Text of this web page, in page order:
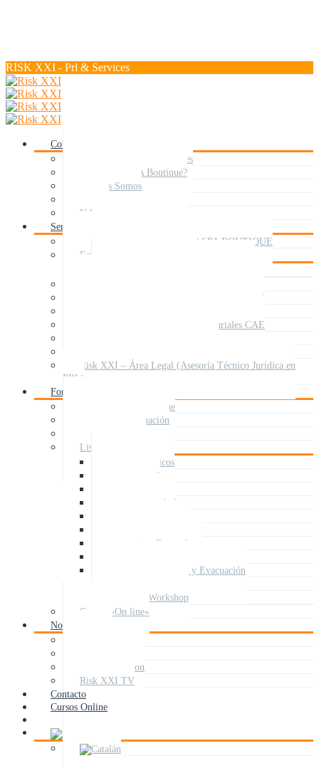
RISK XXI - Prl & Services
Conócenos
RISK XXI – Prl & Services
¿Qué es un SPA Boutique?
Quiénes Somos
Valores
Servicios
RISK XXI – Prl & Services / SPA BOUTIQUE
Especialización por sectores
Medicina del Trabajo y Vigilancia de la Salud
Coordinación Actividades Empresariales CAE
Risk XXI – Área Legal (Asesoría Técnico Jurídica en
PRL)
Formación y cursos
Acceso a Cursos Online
RISK XXI Formación
Lista de Cursos
PRL Específicos
PRL General
Bienestar y salud
Docencia – Formadores
Plan de Emergencia y Evacuación
Talleres / Workshop
Cursos «On line»
Noticias
Art&Prevention
Risk XXI TV
Contacto
Cursos Online